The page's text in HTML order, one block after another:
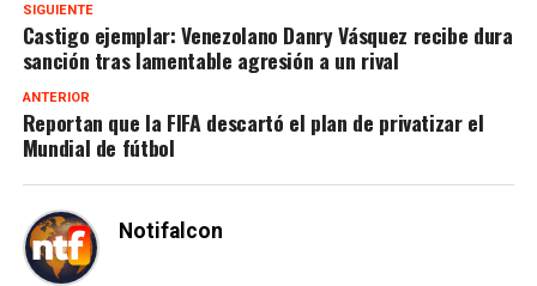
SIGUIENTE
Castigo ejemplar: Venezolano Danry Vásquez recibe dura
sanción tras lamentable agresión a un rival
ANTERIOR
Reportan que la FIFA descartó el plan de privatizar el
Mundial de fútbol
Notifalcon